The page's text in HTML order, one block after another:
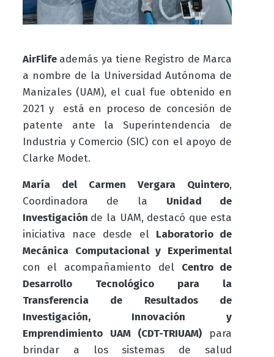
AirFlife además ya tiene Registro de Marca
a nombre de la Universidad Autónoma de
Manizales (UAM), el cual fue obtenido en
2021 y está en proceso de concesión de
patente ante la Superintendencia de
Industria y Comercio (SIC) con el apoyo de
Clarke Modet.
María del Carmen Vergara Quintero,
Coordinadora de la Unidad de
Investigación de la UAM, destacó que esta
iniciativa nace desde el Laboratorio de
Mecánica Computacional y Experimental
con el acompañamiento del Centro de
Desarrollo Tecnológico para la
Transferencia de Resultados de
Investigación, Innovación y
Emprendimiento UAM (CDT-TRIUAM) para
brindar a los sistemas de salud